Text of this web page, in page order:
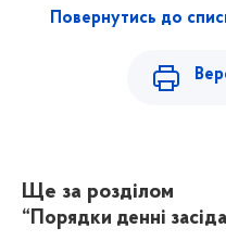
Повернутись до
Ще за розділом
“Порядки денні